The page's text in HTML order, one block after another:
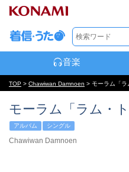
音楽
TOP > Chawiwan Damnoen > モーラム「ラ
モーラム「ラム・ト
アルバム シングル
Chawiwan Damnoen